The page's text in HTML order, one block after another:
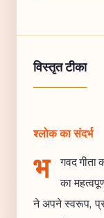
विस्तृत टीका
श्लोक का संदर्भ
भ
गवद गीता
का
ने अपने स्वरूप,